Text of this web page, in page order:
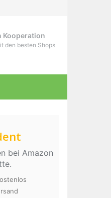
Kooperation
den besten Shops
bei Amazon